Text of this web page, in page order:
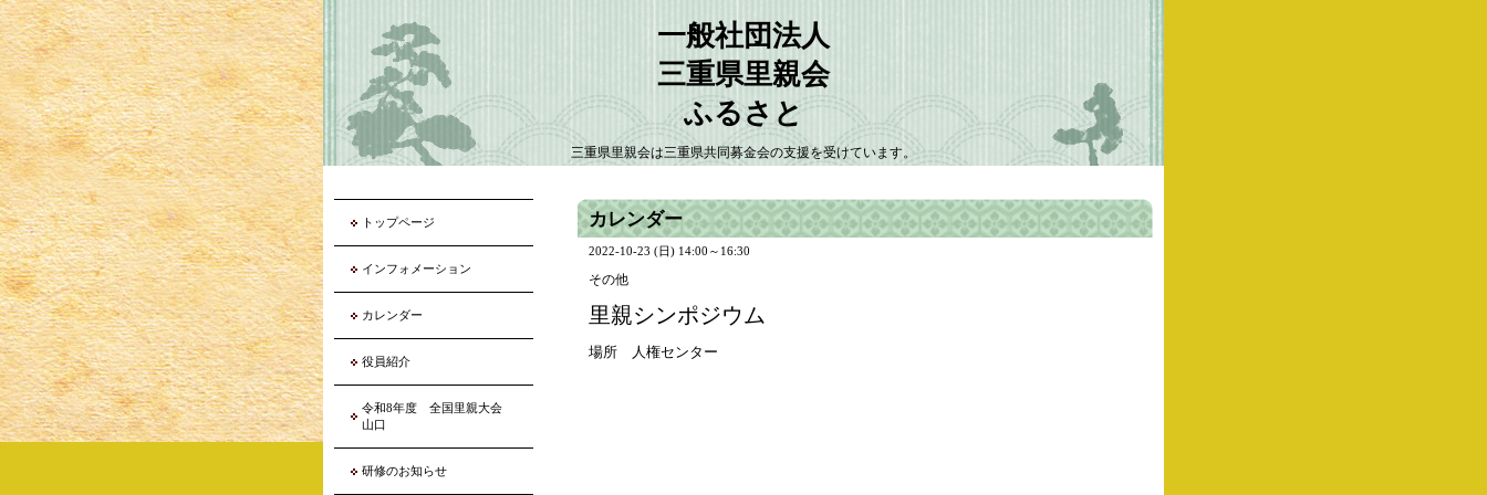
一般社団法人
三重県里親会
ふるさと
三重県里親会は三重県共同募金会の支援を受けています。
カレンダー
2022-10-23 (日) 14:00～16:30
その他
里親シンポジウム
場所 人権センター
トップページ
インフォメーション
カレンダー
役員紹介
令和8年度 全国里親大会
山口
研修のお知らせ